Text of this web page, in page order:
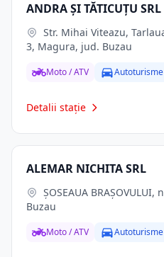
ANDRA ŞI TĂTICUŢU SRL
3, Magura, jud. Buzau
Moto / ATV Autoturisme
Detalii stație
ALEMAR NICHITA SRL
Buzau
Moto / ATV Autoturisme